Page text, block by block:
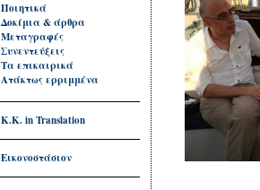
Ποιητικά
Δοκίμια & άρθρα
Μεταγραφές
Συνεντεύξεις
Τα επικαιρικά
Ατάκτως ερριμμένα
Κ.Κ. in Translation
Εικονοστάσιον